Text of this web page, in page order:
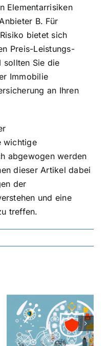
Elementarrisiken
B. Für
bietet sich
Preis-Leistungs-
sollten Sie die
Immobilie
an Ihren
wichtige
abgewogen werden
dieser Artikel dabei
der
und eine
treffen.